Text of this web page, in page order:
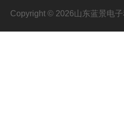
Copyright © 2026山东蓝景电